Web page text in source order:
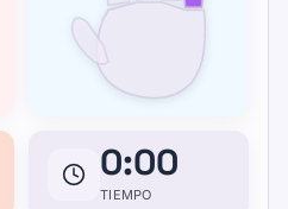
0:00
TIEMPO